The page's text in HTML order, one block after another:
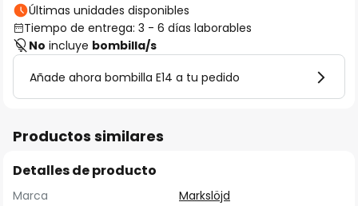
Últimas unidades disponibles
Tiempo de entrega: 3 - 6 días laborables
No incluye bombilla/s
Añade ahora bombilla E14 a tu pedido
Productos similares
Detalles de producto
Marca
Markslöjd